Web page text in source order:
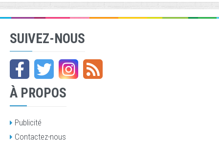
SUIVEZ-NOUS
À PROPOS
Publicité
Contactez-nous